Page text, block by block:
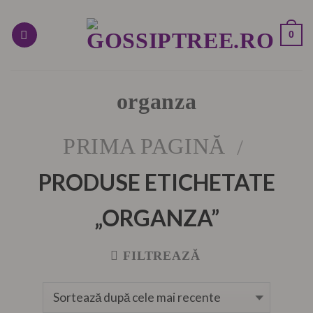
content
0
organza
PRIMA PAGINĂ /
PRODUSE ETICHETATE
„ORGANZA”
FILTREAZĂ